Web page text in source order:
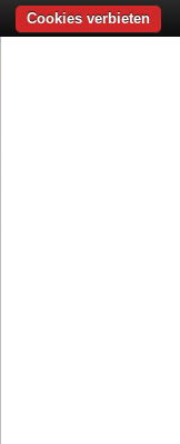
Cookies verbieten